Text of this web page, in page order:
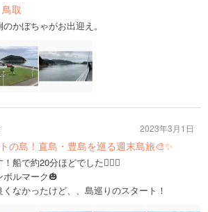
取
かぼちゃがお出迎え。
の島！直島・豊島を巡る週末島旅🎨✨
船で約20分ほどでした🙆🏻‍♀️
ルマーク🎃
なかったけど、、島巡りのスタート！
2023年3月1日